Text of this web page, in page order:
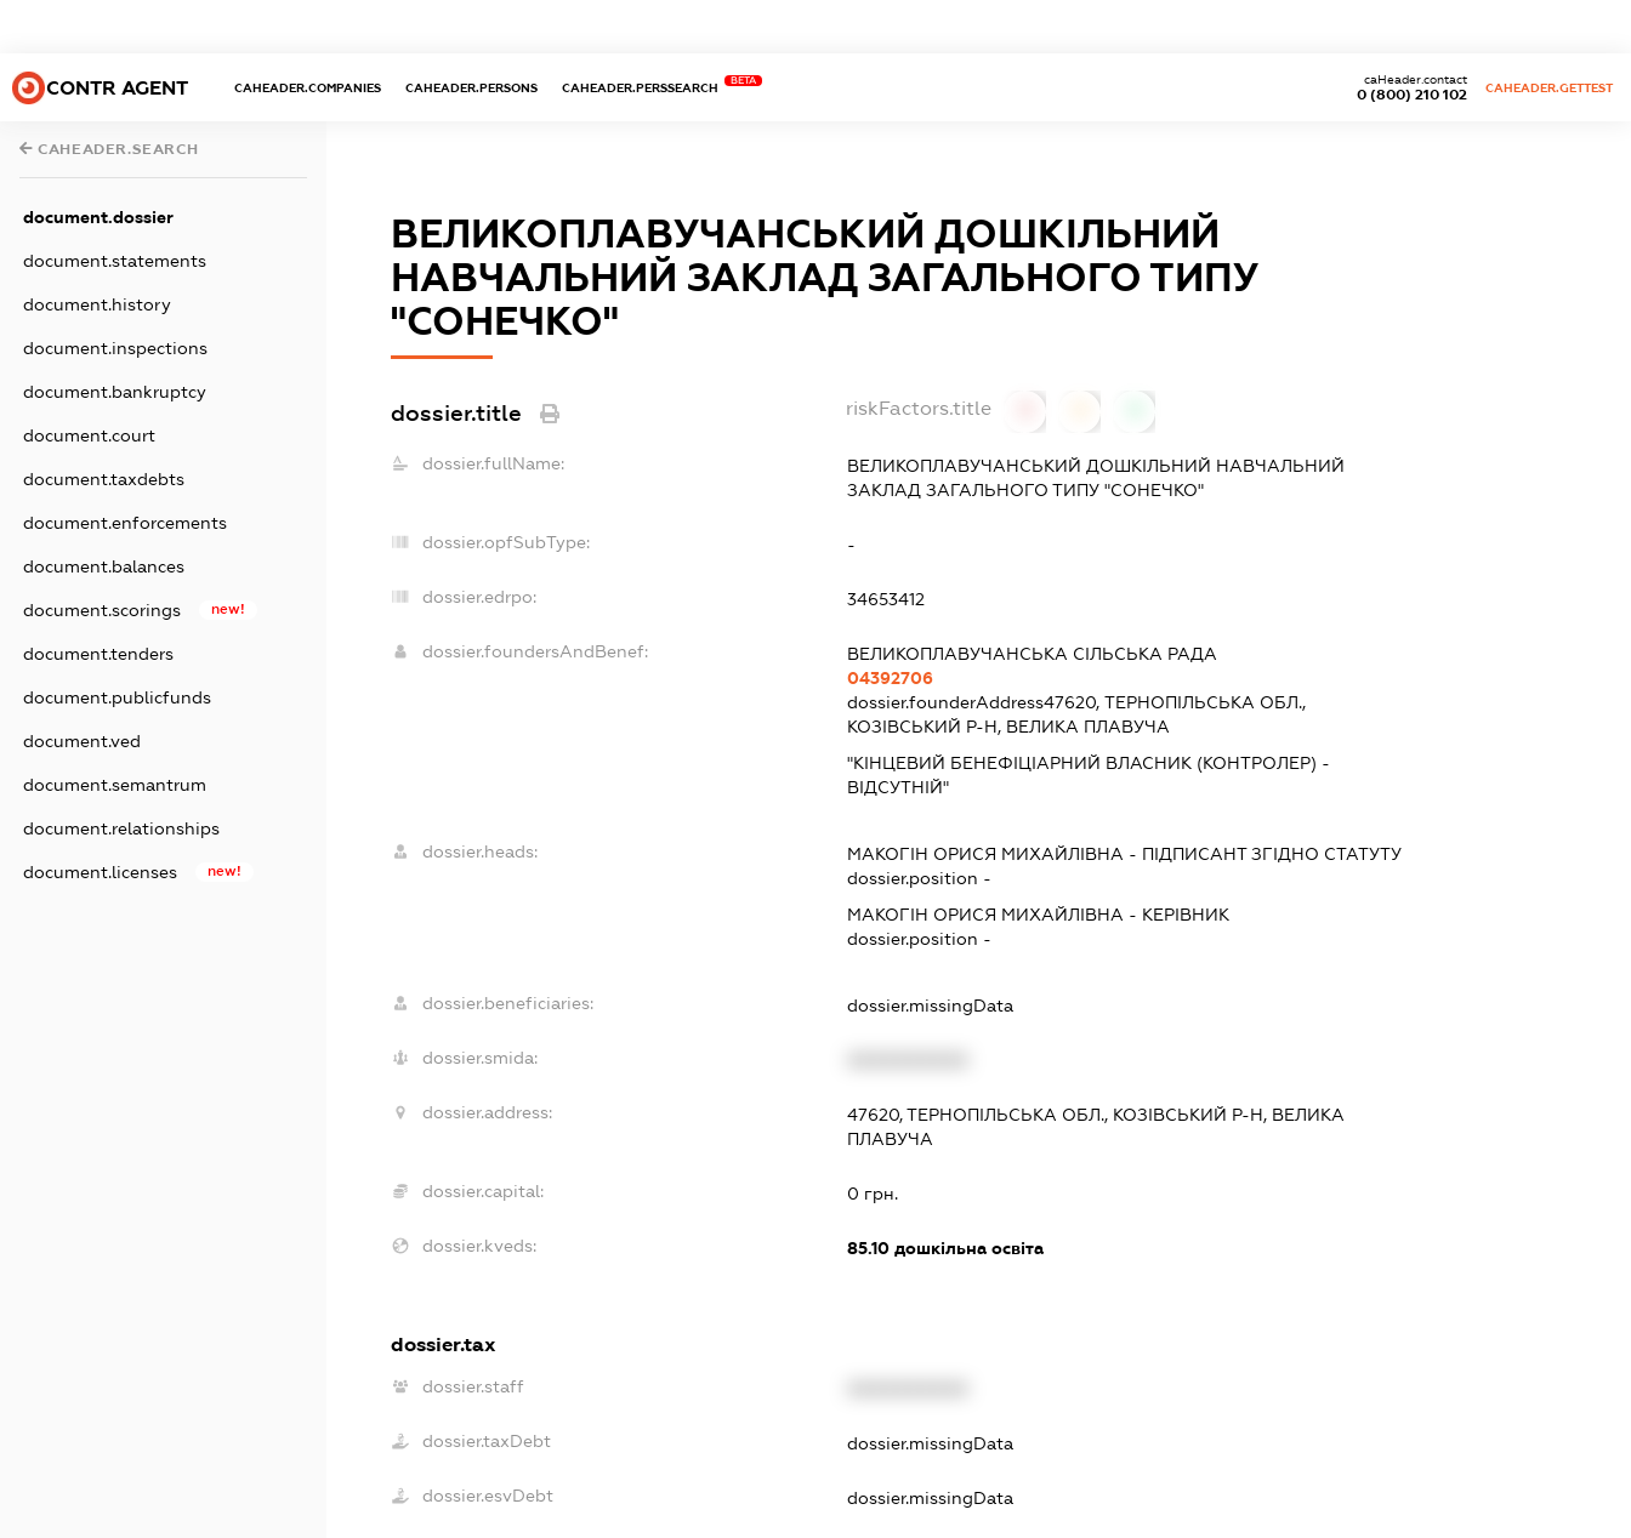
CONTR AGENT CAHEADER.COMPANIES CAHEADER.PERSONS CAHEADER.PERSSEARCH
BETA
0 (800) 210 102
caHeader.contact
CAHEADER.GETTEST
CAHEADER.SEARCH
document.dossier
document.statements
document.history
document.inspections
document.bankruptcy
document.court
document.taxdebts
document.enforcements
document.balances
document.scorings new!
document.tenders
document.publicfunds
document.ved
document.semantrum
document.relationships
document.licenses new!
ВЕЛИКОПЛАВУЧАНСЬКИЙ ДОШКІЛЬНИЙ
НАВЧАЛЬНИЙ ЗАКЛАД ЗАГАЛЬНОГО ТИПУ
"СОНЕЧКО"
dossier.title riskFactors.title
dossier.fullName:
ВЕЛИКОПЛАВУЧАНСЬКИЙ ДОШКІЛЬНИЙ НАВЧАЛЬНИЙ
ЗАКЛАД ЗАГАЛЬНОГО ТИПУ "СОНЕЧКО"
dossier.opfSubType: -
dossier.edrpo: 34653412
dossier.foundersAndBenef:
ВЕЛИКОПЛАВУЧАНСЬКА СІЛЬСЬКА РАДА
04392706
dossier.founderAddress47620, ТЕРНОПІЛЬСЬКА ОБЛ.,
КОЗІВСЬКИЙ Р-Н, ВЕЛИКА ПЛАВУЧА
"КІНЦЕВИЙ БЕНЕФІЦІАРНИЙ ВЛАСНИК (КОНТРОЛЕР) -
ВІДСУТНІЙ"
dossier.heads: МАКОГІН ОРИСЯ МИХАЙЛІВНА - ПІДПИСАНТЗГІДНО СТАТУТУ
dossier.position -
МАКОГІН ОРИСЯ МИХАЙЛІВНА - КЕРІВНИК
dossier.position -
dossier.beneficiaries: dossier.missingData
dossier.smida:
dossier.address:
47620, ТЕРНОПІЛЬСЬКА ОБЛ., КОЗІВСЬКИЙ Р-Н, ВЕЛИКА
ПЛАВУЧА
dossier.capital: 0 грн.
dossier.kveds: 85.10дошкільна освіта
dossier.tax
dossier.staff
dossier.taxDebt dossier.missingData
dossier.esvDebt dossier.missingData